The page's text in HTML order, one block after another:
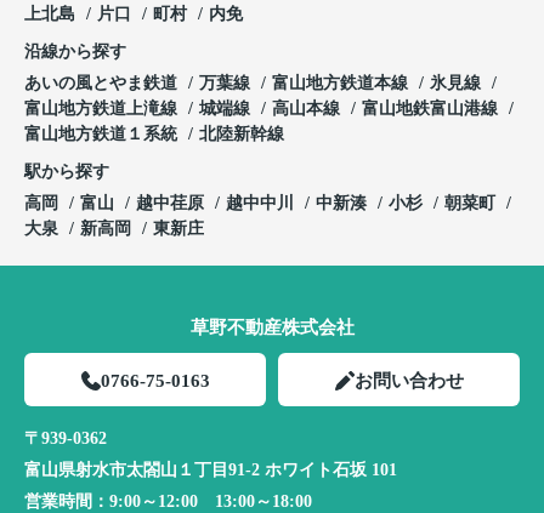
上北島
片口 町村 内免
沿線から探す
あいの風とやま鉄道
万葉線 富山地方鉄道本線
氷見線
富山地方鉄道上滝線
城端線 高山本線
富山地鉄富山港線
富山地方鉄道１系統
北陸新幹線
駅から探す
高岡
富山 越中荏原 越中中川 中新湊 小杉
朝菜町
大泉
新高岡 東新庄
草野不動産株式会社
0766-75-0163 お問い合わせ
〒939-0362
富山県射水市太閤山１丁目91-2 ホワイト石坂 101
営業時間： 9:00～12:00 13:00～18:00